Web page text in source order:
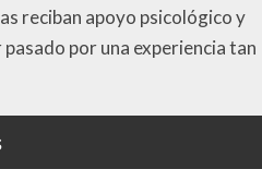
reciban apoyo psicológico y
por una experiencia tan